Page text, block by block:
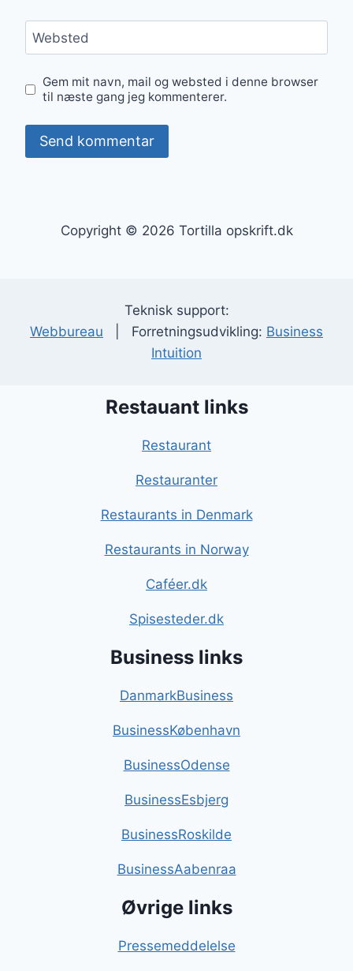
Websted
Gem mit navn, mail og websted i denne browser
til næste gang jeg kommenterer.
Copyright © 2026 Tortilla opskrift.dk
Teknisk support:
Webbureau | Forretningsudvikling: Business
Intuition
Restauant links
Restaurant
Restauranter
Restaurants in Denmark
Restaurants in Norway
Caféer.dk
Spisesteder.dk
Business links
DanmarkBusiness
BusinessKøbenhavn
BusinessOdense
BusinessEsbjerg
BusinessRoskilde
BusinessAabenraa
Øvrige links
Pressemeddelelse